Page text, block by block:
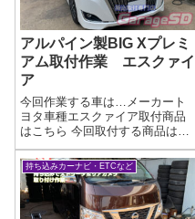
アルパイン製BIG Xプレミ
アム取付作業 エスクァイ
ア
今回作業する車は…メーカート
ヨタ車種エスクァイア取付商品
はこちら 今回取付する商品は…
アルパイン製 BIG Xプレミアム
作業写真🎶✨**ナビ持ち込み大歓
迎！**✨🎶他店で断られた取り付
けも…もしかしたらウチならで
きるかも⁉🚗 あなたの“推し...
持ち込みカーナビ・ETCなど